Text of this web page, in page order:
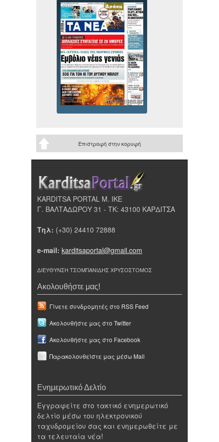
Επιστροφή στην κορυφή
KARDITSA PORTAL Μ. ΙΚΕ
Γ. ΒΑΛΤΑΔΩΡΟΥ 31 - ΤΚ: 43100 ΚΑΡΔΙΤΣΑ
Τηλ: (+30) 24410 72888
e-mail: karditsaportal@gmail.com
ΔΙΕΥΘΥΝΣΗ ΤΣΟΜΠΑΝΙΔΗΣ ΧΡΥΣΟΣΤΟΜΟΣ
Ακολουθήστε μας!
Γίνετε συνδρομητές στο RSS Feed
Ακολουθήστε μας στο Twitter
Ακολουθήστε μας στο Facebook
Παρακολουθείστε μας μέσω Mail
Ενημερωτικό Δελτίο
Εγγραφείτε στο τακτικό ενημερωτικό
δελτίο μέσω του ηλεκτρονικού
ταχυδρομείου σας και ενημερωθείτε με
τα τελευταία νέα!